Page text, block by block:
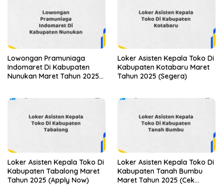
Lowongan Pramuniaga
Indomaret Di Kabupaten
Nunukan Maret Tahun 2025
Loker Asisten Kepala Toko Di
Kabupaten Kotabaru Maret
Tahun 2025 (Segera)
Loker Asisten Kepala Toko Di
Kabupaten Tabalong Maret
Tahun 2025 (Apply Now)
Loker Asisten Kepala Toko Di
Kabupaten Tanah Bumbu
Maret Tahun 2025 (Cek